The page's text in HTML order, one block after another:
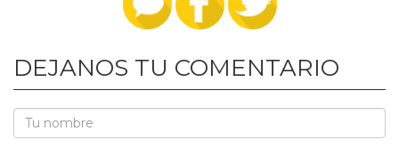
DEJANOS TU COMENTARIO